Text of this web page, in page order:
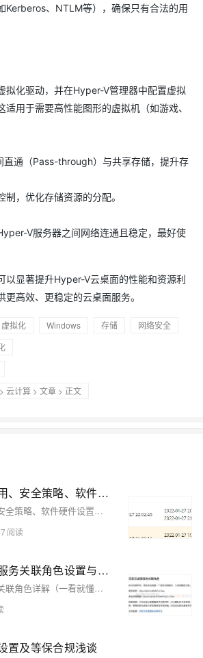
Kerberos、NTLM等），确保只有合法的用
拟化驱动，并在Hyper-V管理器中配置虚拟
适用于需要高性能图形的虚拟机（如游戏、
直通（Pass-through）与共享存储，提升存
，优化存储资源的分配。
V服务器之间网络连通且稳定，最好使
以显著提升Hyper-V云桌面的性能和资源利
更高效、更稳定的云桌面服务。
虚拟化 Windows 存储
网络安全
> 云计算 > 文章 > 正文
无影云桌面流量费用、安全策略、软件硬件设置和全面评测
无影云桌面流量费用、安全策略、软件硬件设置和全面评测
阿里云无影云桌面服务关联角色设置与删除教程
阿里云无影云桌面服务关联角色详解（一看就懂），创建角色名称AliyunServiceRoleForGws，并赋予权限策略AliyunServiceRolePolicyForGws
置及等保合规浅谈